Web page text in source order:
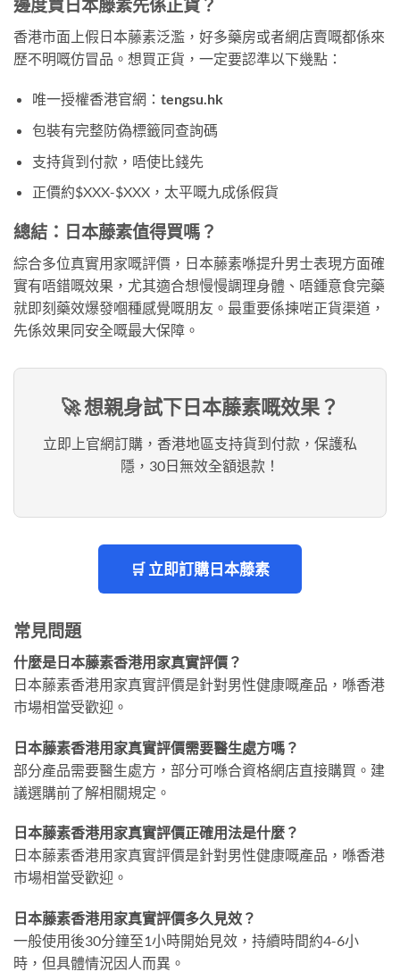
邊度買日本藤素先係正貨？
香港市面上假日本藤素泛濫，好多藥房或者網店賣嘅都係來
歷不明嘅仿冒品。想買正貨，一定要認準以下幾點：
唯一授權香港官網： tengsu.hk
包裝有完整防偽標籤同查詢碼
支持貨到付款，唔使比錢先
正價約$XXX-$XXX，太平嘅九成係假貨
總結：日本藤素值得買嗎？
綜合多位真實用家嘅評價，日本藤素喺提升男士表現方面確
實有唔錯嘅效果，尤其適合想慢慢調理身體、唔鍾意食完藥
就即刻藥效爆發嗰種感覺嘅朋友。最重要係揀啱正貨渠道，
先係效果同安全嘅最大保障。
🚀 想親身試下日本藤素嘅效果？
立即上官網訂購，香港地區支持貨到付款，保護私
隱，30日無效全額退款！
🛒 立即訂購日本藤素
常見問題
什麼是日本藤素香港用家真實評價？
日本藤素香港用家真實評價是針對男性健康嘅產品，喺香港
市場相當受歡迎。
日本藤素香港用家真實評價需要醫生處方嗎？
部分產品需要醫生處方，部分可喺合資格網店直接購買。建
議選購前了解相關規定。
日本藤素香港用家真實評價正確用法是什麼？
日本藤素香港用家真實評價是針對男性健康嘅產品，喺香港
市場相當受歡迎。
日本藤素香港用家真實評價多久見效？
一般使用後30分鐘至1小時開始見效，持續時間約4-6小
時，但具體情況因人而異。